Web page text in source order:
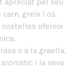
greix i os.
costelles ofereix
o a la graella,
i la seva